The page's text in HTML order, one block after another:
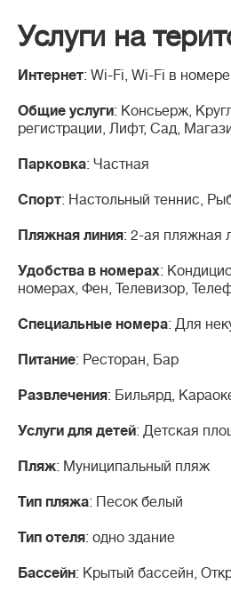
Услуги на
Интернет: Wi-Fi, Wi-Fi в номере
Общие услуги: Консьерж,
регистрации, Лифт, Сад,
Парковка: Частная
Спорт: Настольный теннис,
Пляжная линия: 2-ая пляжная
Удобства в номерах:
номерах, Фен, Телевизор,
Специальные номера: Для
Питание: Ресторан, Бар
Развлечения: Бильярд,
Услуги для детей: Детская
Пляж: Муниципальный пляж
Тип пляжа: Песок белый
Тип отеля: одно здание
Бассейн: Крытый бассейн,